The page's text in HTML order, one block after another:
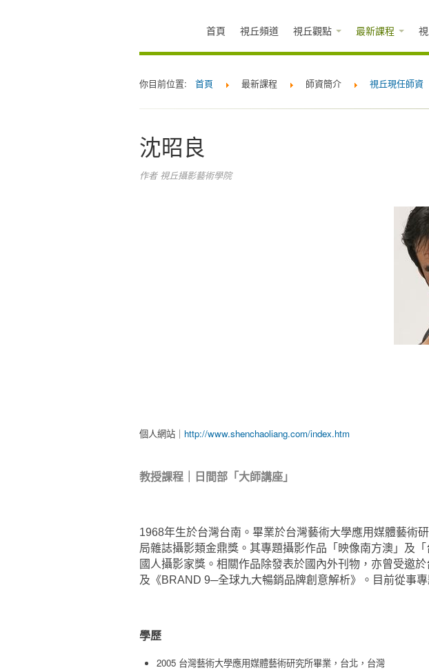
首頁 視丘頻道 視丘觀點 最新課程
你目前位置: 首頁 最新課程 師資簡介 視丘現任師資
沈昭良
作者 視丘攝影藝術學院
個人網站｜ http://www.shenchaoliang.com/index.htm
教授課程｜日間部「大師講座」
1968年生於台灣台南。畢業於台灣藝術大學應用媒體藝術
局雜誌攝影類金鼎獎。其專題攝影作品「映像南方澳」及
國人攝影家獎。相關作品除發表於國內外刊物，亦曾受邀
及《BRAND 9─全球九大暢銷品牌創意解析》。目前從事
學歷
2005 台灣藝術大學應用媒體藝術研究所畢業，台北，台灣